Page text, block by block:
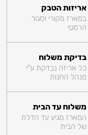
אריזות הטבק
במארז מקורי וסגור
הרמטי
בדיקת משלוח
כל אריזה נבדקת ע"י
מנהל החנות
משלוח עד הבית
המארז מגיע עד הדלת
של הבית